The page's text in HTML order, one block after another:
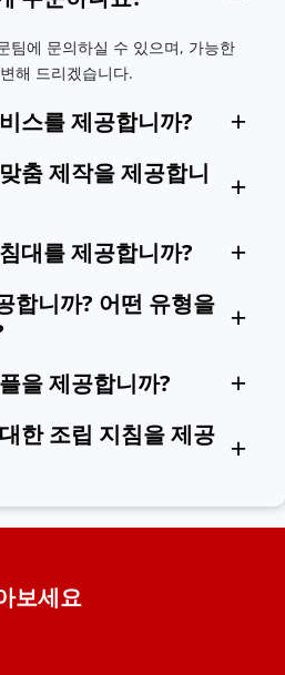
팀에 문의하실 수 있으며, 가능한
해 드리겠습니다.
스를 제공합니까?
있는 파트너입니다. 우리는 귀하
를 얻을 수 있도록 항상 귀하의 경험
춤 제작을 제공합니
를 제공하지만 최소 주문 수량이
대를 제공합니까?
침대를 모두 제공합니다. 가장 일
기 3기능 침대와 수동 3기능 침대입
합니까? 어떤 유형을
달 카트, 마취 카트, 컴퓨터 카트, 스
다양한 병원 카트를 제공합니다.
을 제공합니까?
할 수 있지만 샘플 및 배송 비용은
한 조립 지침을 제공
희에게 연락하실 수 있습니다.
보세요